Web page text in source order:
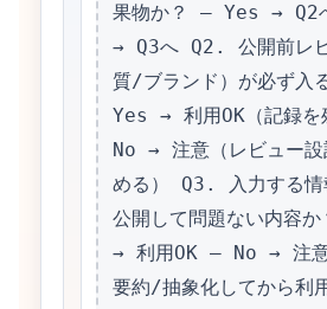
果物か？ – Yes → Q2
→ Q3へ Q2. 公開前レ
質/ブランド）が必ず入
Yes → 利用OK（記録
No → 注意（レビュー設
める） Q3. 入力する情
公開して問題ない内容
→ 利用OK – No → 注意
要約/抽象化してから利